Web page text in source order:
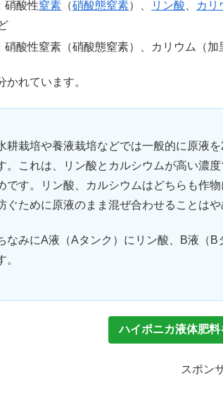
硝酸性窒素 （硝酸態窒素）、 リン酸 カリ
硝酸性窒素（硝酸態窒素）、カリウム（加
かれています。
耕栽培や養液栽培などでは一般的に原液
。これは、リン酸とカルシウムが高い濃
です。リン酸、カルシウムはどちらも作
ぐために原液のまま混ぜ合わせることはや
なみにA液（Aタンク）にリン酸、B液（
。
ハイポニカ液体肥
スポン